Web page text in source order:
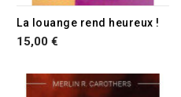
La louange rend heureux !
15,00 €